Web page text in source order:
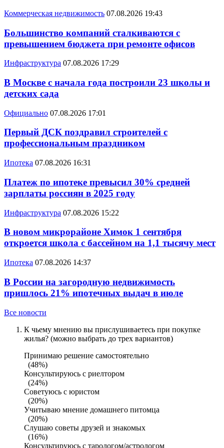
Коммерческая недвижимость 07.08.2026 19:43
Большинство компаний сталкиваются с
превышением бюджета при ремонте офисов
Инфраструктура 07.08.2026 17:29
В Москве с начала года построили 23 школы и
детских сада
Официально 07.08.2026 17:01
Первый ДСК поздравил строителей с
профессиональным праздником
Ипотека 07.08.2026 16:31
Платеж по ипотеке превысил 30% средней
зарплаты россиян в 2025 году
Инфраструктура 07.08.2026 15:22
В новом микрорайоне Химок 1 сентября
откроется школа с бассейном на 1,1 тысячу мест
Ипотека 07.08.2026 14:37
В России на загородную недвижимость
пришлось 21% ипотечных выдач в июле
Все новости
К чьему мнению вы прислушиваетесь при покупке
жилья? (можно выбрать до трех вариантов)
Принимаю решение самостоятельно
(48%)
Консультируюсь с риелтором
(24%)
Советуюсь с юристом
(20%)
Учитываю мнение домашнего питомца
(20%)
Слушаю советы друзей и знакомых
(16%)
Консультируюсь с тарологом/астрологом